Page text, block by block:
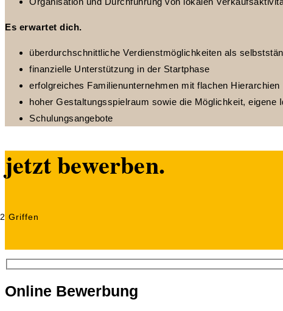
Es erwartet dich.
überdurchschnittliche Verdienstmöglichkeiten als
finanzielle Unterstützung in der Startphase
erfolgreiches Familienunternehmen mit flachen Hierarchien
hoher Gestaltungsspielraum sowie die Möglichkeit, eigene
Schulungsangebote
jetzt bewerben.
Griffen
Online Bewerbung